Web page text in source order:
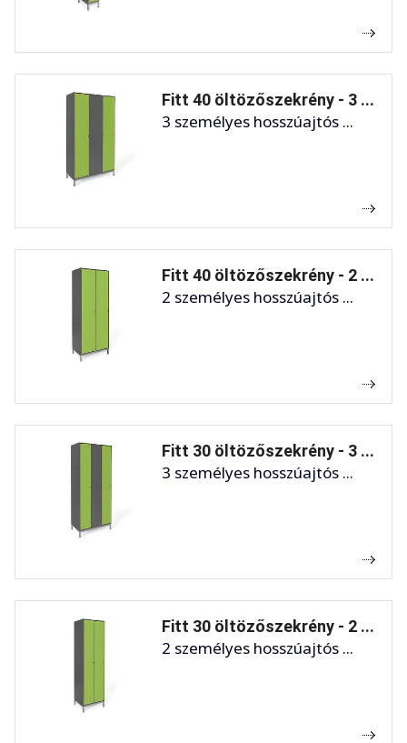
Fitt 40 öltözőszekrény - 3 ...
3 személyes hosszúajtós ...
Fitt 40 öltözőszekrény - 2 ...
2 személyes hosszúajtós ...
Fitt 30 öltözőszekrény - 3 ...
3 személyes hosszúajtós ...
Fitt 30 öltözőszekrény - 2 ...
2 személyes hosszúajtós ...